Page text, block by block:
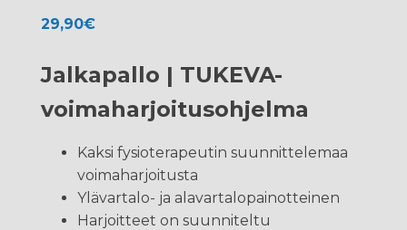
29,90€
Jalkapallo | TUKEVA-
voimaharjoitusohjelma
Kaksi fysioterapeutin suunnittelemaa
voimaharjoitusta
Ylävartalo- ja alavartalopainotteinen
Harjoitteet on suunniteltu